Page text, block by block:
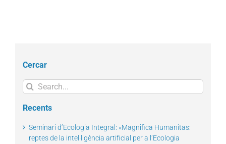
Cercar
Search
for:
Recents
Seminari d’Ecologia Integral: «Magnifica Humanitas:
reptes de la intel·ligència artificial per a l’Ecologia